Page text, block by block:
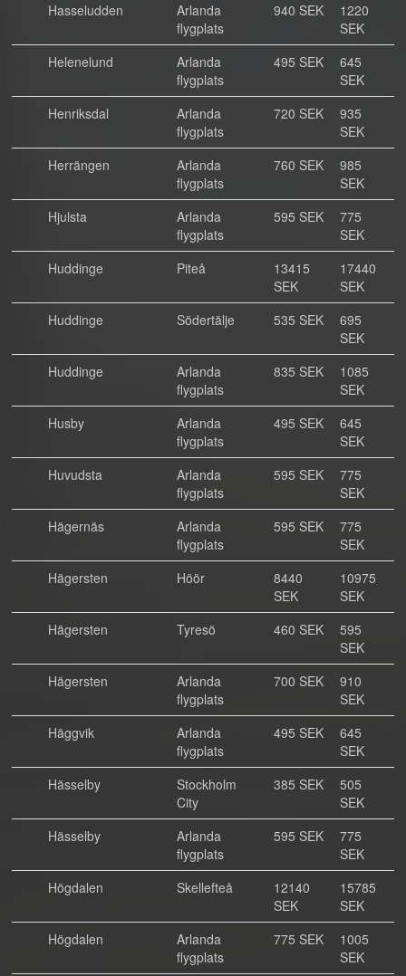
Hasseludden
Arlanda
flygplats
940 SEK
1220
SEK
Helenelund
Arlanda
flygplats
495 SEK
645
SEK
Henriksdal
Arlanda
flygplats
720 SEK
935
SEK
Herrängen
Arlanda
flygplats
760 SEK
985
SEK
Hjulsta
Arlanda
flygplats
595 SEK
775
SEK
Huddinge
Piteå
13415
SEK
17440
SEK
Huddinge
Södertälje 535 SEK
695
SEK
Huddinge
Arlanda
flygplats
835 SEK
1085
SEK
Husby
Arlanda
flygplats
495 SEK
645
SEK
Huvudsta
Arlanda
flygplats
595 SEK
775
SEK
Hägernäs
Arlanda
flygplats
595 SEK
775
SEK
Hägersten
Höör
8440
SEK
10975
SEK
Hägersten
Tyresö 460 SEK
595
SEK
Hägersten
Arlanda
flygplats
700 SEK
910
SEK
Häggvik
Arlanda
flygplats
495 SEK
645
SEK
Hässelby
Stockholm
City
385 SEK
505
SEK
Hässelby
Arlanda
flygplats
595 SEK
775
SEK
Högdalen
Skellefteå
12140
SEK
15785
SEK
Högdalen
Arlanda
flygplats
775 SEK
1005
SEK